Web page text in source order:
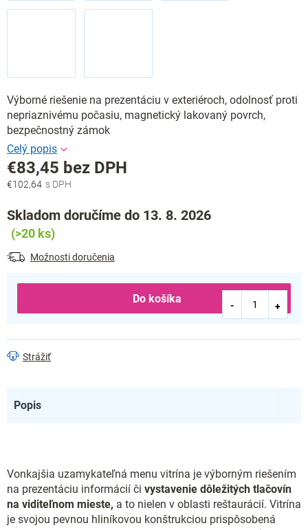
Výborné riešenie na prezentáciu v exteriéroch, odolnosť proti
nepriaznivému počasiu, magnetický lakovaný povrch,
bezpečnostný zámok
€102,64
€83,45 bez DPH
Jednotková
Skladom doručíme do 13. 8. 2026
(>20 ks)
Možnosti doručenia
Do košíka
Strážiť
Popis
Vonkajšia uzamykateľná menu vitrína je výborným riešením
na prezentáciu informácií či vystavenie dôležitých tlačovín
na viditeľnom mieste, a to nielen v oblasti reštaurácií. Vitrína
je svojou pevnou hliníkovou konštrukciou prispôsobená